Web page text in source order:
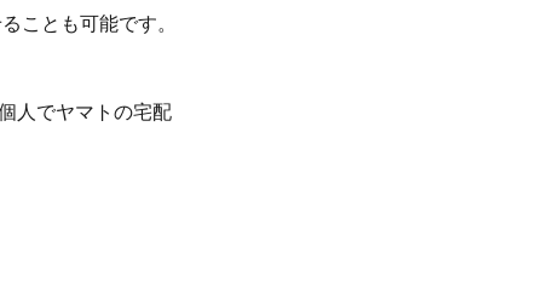
ことも可能です。
人でヤマトの宅配